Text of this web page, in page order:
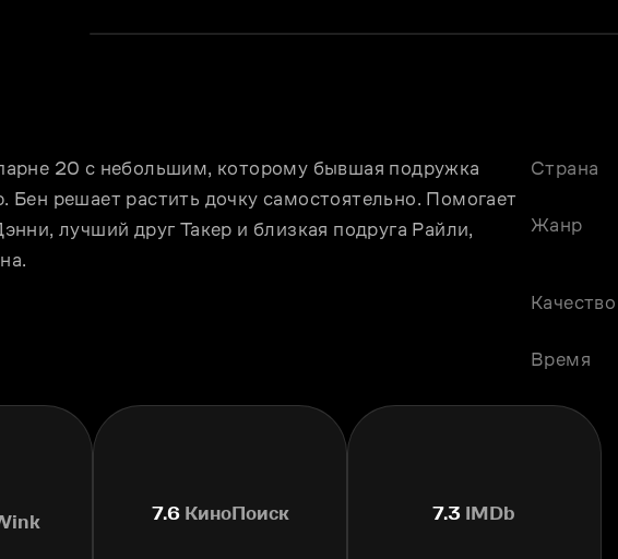
20 с небольшим, которому бывшая подружка
Бен решает растить дочку самостоятельно. Помогает
лучший друг Такер и близкая подруга Райли,
Страна
Жанр
Качество
Время
7.6КиноПоиск 7.3 IMDb